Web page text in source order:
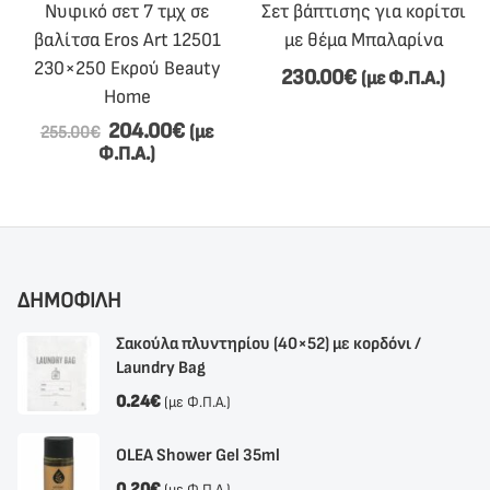
Νυφικό σετ 7 τμχ σε
βαλίτσα Eros Art 12501
230×250 Εκρού Beauty
Home
255.00€ 204.00€ (με
Φ.Π.Α.)
Σετ βάπτισης για κορίτσι
με θέμα Μπαλαρίνα
230.00€ (με Φ.Π.Α.)
ΔΗΜΟΦΙΛΗ
Σακούλα πλυντηρίου (40×52) με κορδόνι /
Laundry Bag
0.24€ (με Φ.Π.Α.)
OLEA Shower Gel 35ml